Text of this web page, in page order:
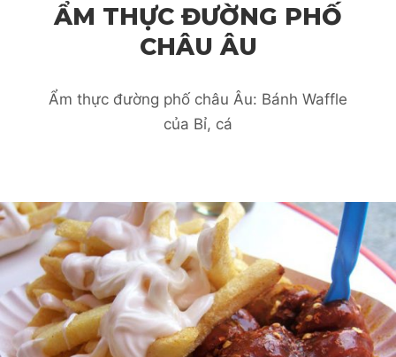
ẨM THỰC ĐƯỜNG PHỐ
CHÂU ÂU
Ẩm thực đường phố châu Âu: Bánh Waffle
của Bỉ, cá